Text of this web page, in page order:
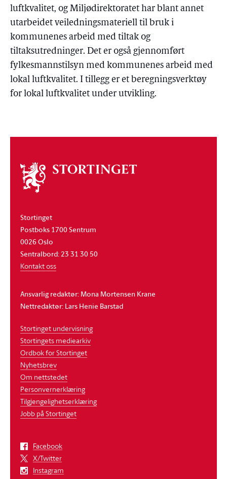
luftkvalitet, og Miljødirektoratet har blant annet
utarbeidet veiledningsmateriell til bruk i
kommunenes arbeid med tiltak og
tiltaksutredninger. Det er også gjennomført
fylkesmannstilsyn med kommunenes arbeid med
lokal luftkvalitet. I tillegg er et beregningsverktøy
for lokal luftkvalitet under utvikling.
Om
stortinget
Stortinget
Postboks 1700 Sentrum
0026 Oslo
Sentralbord: 23 31 30 50
Kontakt oss
Ansvarlig redaktør: Mona Mortensen Krane
Nettredaktør: Lars Henie Barstad
Stortinget undervisning
Stortingets mediearkiv
Ordbok for Stortinget
Nyhetsbrev
Om nettstedet
Personvernerklæring
Tilgjengelighetserklæring
Jobb på Stortinget
Facebook
X/Twitter
Instagram